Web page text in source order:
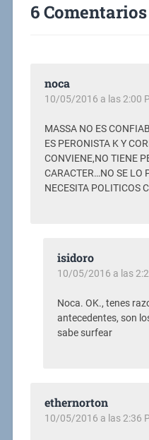
6 Comentarios
noca
10/05/2016 a las 2:00
MASSA NO ES
ES PERONISTA K Y
CONVIENE,NO TIENE
CARACTER…NO SE LO
NECESITA POLITICOS
isidoro
10/05/2016 a las
Noca. OK., tenes
antecedentes, son
sabe surfear
ethernorton
10/05/2016 a las 2:36